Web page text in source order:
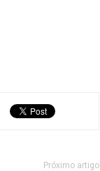
Próximo artigo